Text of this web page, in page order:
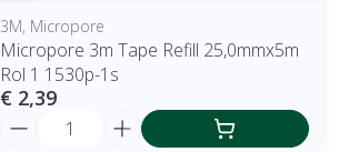
3M, Micropore
Micropore 3m Tape Refill 25,0mmx5m
Rol 1 1530p-1s
€ 2,39